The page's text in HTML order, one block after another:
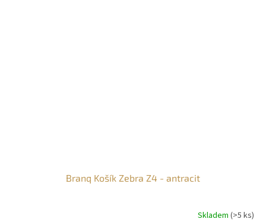
Branq Košík Zebra Z4 - antracit
Skladem (>5 ks)